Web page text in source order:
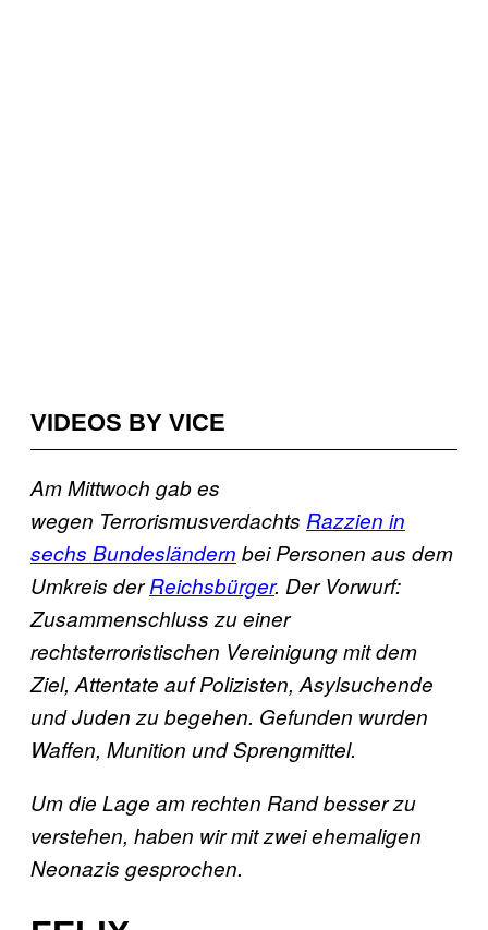
VIDEOS BY VICE
Am Mittwoch gab es
wegen Terrorismusverdachts Razzien in
sechs Bundesländern bei Personen aus dem
Umkreis derReichsbürger. Der Vorwurf:
Zusammenschluss zu einer
rechtsterroristischen Vereinigung mit dem
Ziel, Attentate auf Polizisten, Asylsuchende
und Juden zu begehen. Gefunden wurden
Waffen, Munition und Sprengmittel.
Um die Lage am rechten Rand besser zu
verstehen, haben wir mit zwei ehemaligen
Neonazis gesprochen.